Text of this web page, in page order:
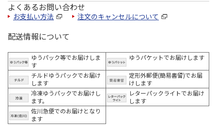
よくあるお問い合わせ
お支払い方法 注文のキャンセルについて
配送情報について
ゆうパック等でお届けしま
す
ゆうパケットでお届けします
チルドゆうパックでお届け
します
定形外郵便(簡易書留)でお届
けします
冷凍ゆうパックでお届けし
ます。
レターパックライトでお届け
します
佐川急便でのお届けとなり
ます